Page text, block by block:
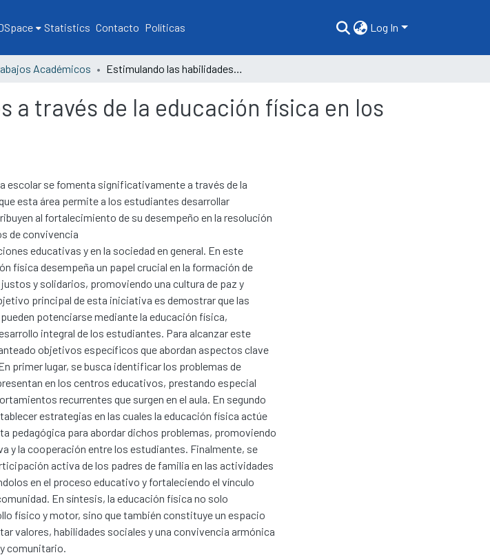
Statistics Contacto Políticas Log In
Académicos Estimulando las habilidades sociales a través de la educación física en los estudiantes
a través de la educación física en los
escolar se fomenta significativamente a través de la
esta área permite a los estudiantes desarrollar
al fortalecimiento de su desempeño en la resolución
de convivencia
educativas y en la sociedad en general. En este
física desempeña un papel crucial en la formación de
y solidarios, promoviendo una cultura de paz y
principal de esta iniciativa es demostrar que las
potenciarse mediante la educación física,
integral de los estudiantes. Para alcanzar este
objetivos específicos que abordan aspectos clave
primer lugar, se busca identificar los problemas de
en los centros educativos, prestando especial
recurrentes que surgen en el aula. En segundo
estrategias en las cuales la educación física actúe
pedagógica para abordar dichos problemas, promoviendo
y la cooperación entre los estudiantes. Finalmente, se
activa de los padres de familia en las actividades
en el proceso educativo y fortaleciendo el vínculo
En síntesis, la educación física no solo
físico y motor, sino que también constituye un espacio
valores, habilidades sociales y una convivencia armónica
comunitario.